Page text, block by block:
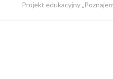
Projekt edukacyjny